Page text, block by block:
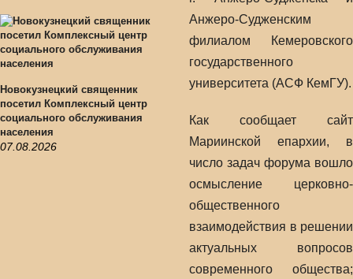
Новокузнецкий священник
посетил Комплексный центр
социального обслуживания
населения
07.08.2026
Анжеро-Судженским
филиалом Кемеровского
государственного
университета (АСФ КемГУ).
Как сообщает сайт
Мариинской епархии, в
число задач форума вошло
осмысление церковно-
общественного
взаимодействия в решении
актуальных вопросов
современного общества;